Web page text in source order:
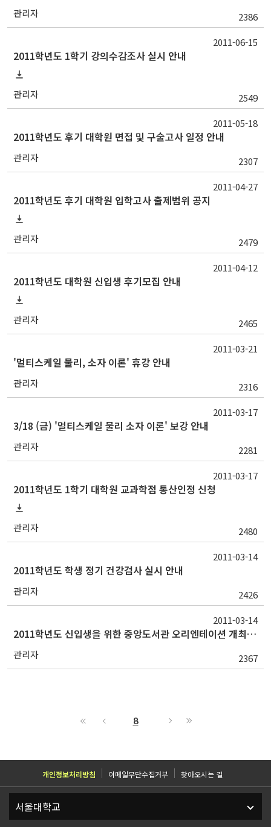
관리자 2386
2011학년도 1학기 강의수감조사 실시 안내
관리자 2549
2011-06-15
2011학년도 후기 대학원 면접 및 구술고사 일정 안내
관리자 2307
2011-05-18
2011학년도 후기 대학원 입학고사 출제범위 공지
관리자 2479
2011-04-27
2011학년도 대학원 신입생 후기모집 안내
관리자 2465
2011-04-12
'멀티스케일 물리, 소자 이론' 휴강 안내
관리자 2316
2011-03-21
3/18 (금) '멀티스케일 물리 소자 이론' 보강 안내
관리자 2281
2011-03-17
2011학년도 1학기 대학원 교과학점 통산인정 신청
관리자 2480
2011-03-17
2011학년도 학생 정기 건강검사 실시 안내
관리자 2426
2011-03-14
2011학년도 신입생을 위한 중앙도서관 오리엔테이션 개최 안내
관리자 2367
2011-03-14
8
개인정보처리방침 이메일무단수집거부 찾아오시는 길